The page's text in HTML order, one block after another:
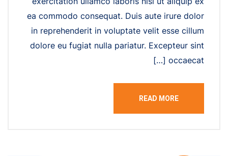
ea commodo consequat. Duis aute irure dolor
in reprehenderit in voluptate velit esse cillum
dolore eu fugiat nulla pariatur. Excepteur sint
occaecat […]
READ MORE